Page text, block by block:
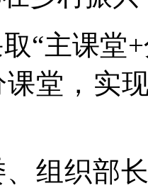
主课堂+
堂，实
织部长